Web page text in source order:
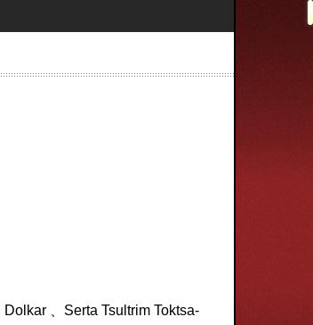
、Serta Tsultrim Toktsa-